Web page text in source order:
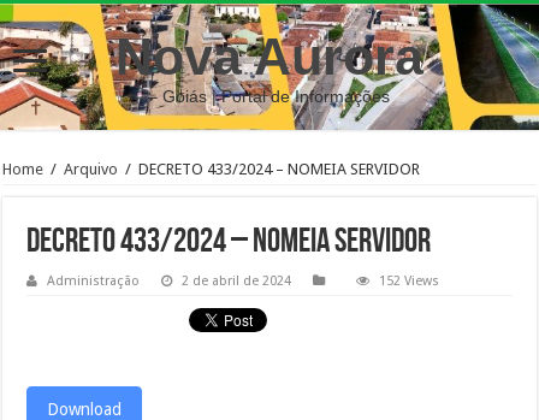
Nova Aurora
– Goiás | Portal de Informações
Home / Arquivo / DECRETO 433/2024 – NOMEIA SERVIDOR
DECRETO 433/2024 – NOMEIA SERVIDOR
Administração 2 de abril de 2024 152 Views
Download